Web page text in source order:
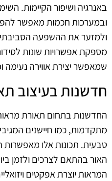
ובמערכות חכמות מאפשר
ולמזער את ההשפעה
מספקת אפשרויות שונות
שמאפשר יצירת אווירה נעימה
חדשנות בעיצוב
החדשנות בתחום תאורת
מתקדמות, כמו חיישנים
טבעית. תכונות אלו
האור בהתאם לצרכים ולזמן
המראות יוצרת אפקטים